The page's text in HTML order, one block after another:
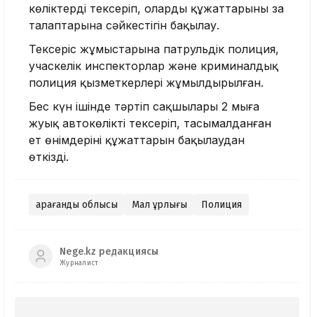
көліктерді тексеріп, олардың құжаттарының заң
талаптарына сәйкестігін бақылау.
Тексеріс жұмыстарына патрульдік полиция,
учаскелік инспекторлар және криминалдық
полиция қызметкерлері жұмылдырылған.
Бес күн ішінде тәртіп сақшылары 2 мыңға
жуық автокөлікті тексеріп, тасымалданған
ет өнімдерінің құжаттарын бақылаудан
өткізді.
Қарағанды облысы Мал ұрлығы Полиция
Nege.kz редакциясы
Журналист